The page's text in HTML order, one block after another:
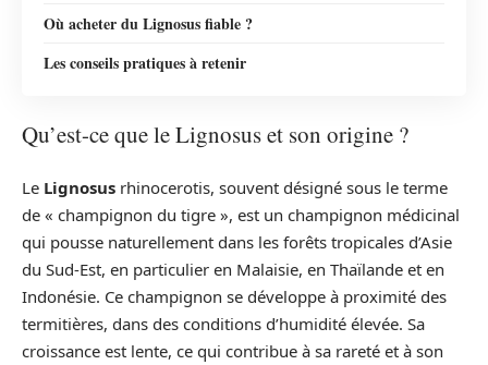
Où acheter du Lignosus fiable ?
Les conseils pratiques à retenir
Qu’est-ce que le Lignosus et son origine ?
Le Lignosus rhinocerotis, souvent désigné sous le terme
de « champignon du tigre », est un champignon médicinal
qui pousse naturellement dans les forêts tropicales d’Asie
du Sud-Est, en particulier en Malaisie, en Thaïlande et en
Indonésie. Ce champignon se développe à proximité des
termitières, dans des conditions d’humidité élevée. Sa
croissance est lente, ce qui contribue à sa rareté et à son